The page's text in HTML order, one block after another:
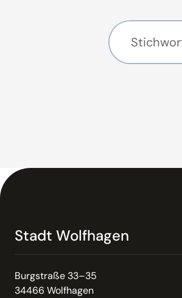
Stadt Wolfhagen
Burgstraße 33–35
34466 Wolfhagen